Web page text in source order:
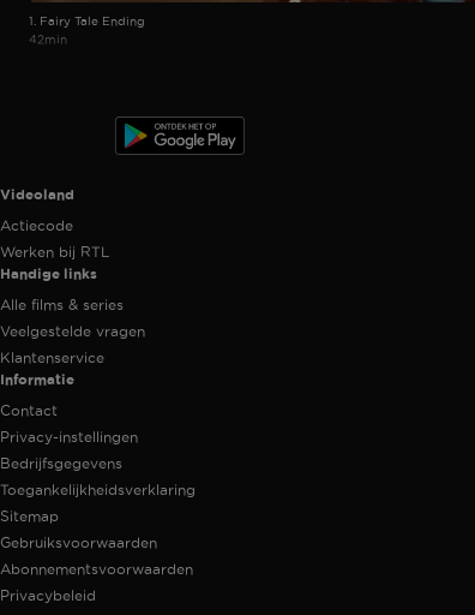
1. Fairy Tale Ending
42min
Videoland useful links.
Videoland
Actiecode
Werken bij RTL
Handige links
Alle films & series
Veelgestelde vragen
Klantenservice
Informatie
Contact
Privacy-instellingen
Bedrijfsgegevens
Toegankelijkheidsverklaring
Sitemap
Gebruiksvoorwaarden
Abonnementsvoorwaarden
Privacybeleid